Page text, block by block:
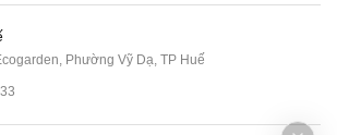
Phường Vỹ Dạ, TP Huế